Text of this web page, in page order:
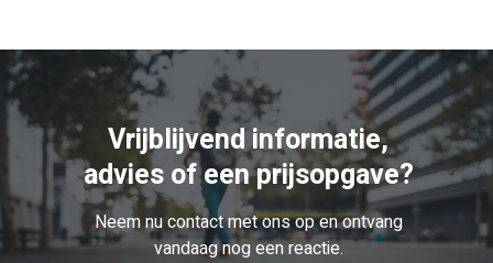
Vrijblijvend informatie,
advies of een prijsopgave?
Neem nu contact met ons op en ontvang
vandaag nog een reactie.